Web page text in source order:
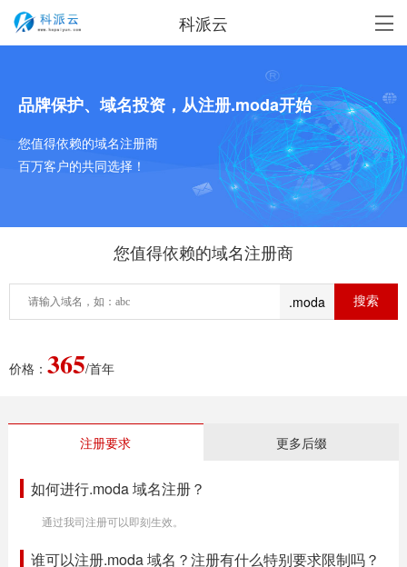
科派云
品牌保护、域名投资，从注册.moda开始
您值得依赖的域名注册商
百万客户的共同选择！
您值得依赖的域名注册商
.moda
价格： 365/首年
注册要求 更多后缀
如何进行.moda 域名注册？
通过我司注册可以即刻生效。
谁可以注册.moda 域名？注册有什么特别要求限制吗？